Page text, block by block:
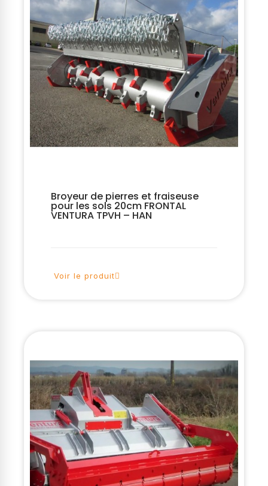
Broyeur de pierres et fraiseuse
pour les sols 20cm FRONTAL
VENTURA TPVH – HAN
Voir le produit